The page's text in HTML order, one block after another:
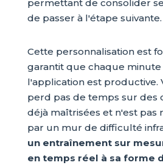
permettant de consolider
de passer à l'étape suivante.
Cette personnalisation est
garantit que chaque minute
l'application est productive.
perd pas de temps sur des
déjà maîtrisées et n'est pas
par un mur de difficulté
un entraînement sur
en temps réel à sa forme